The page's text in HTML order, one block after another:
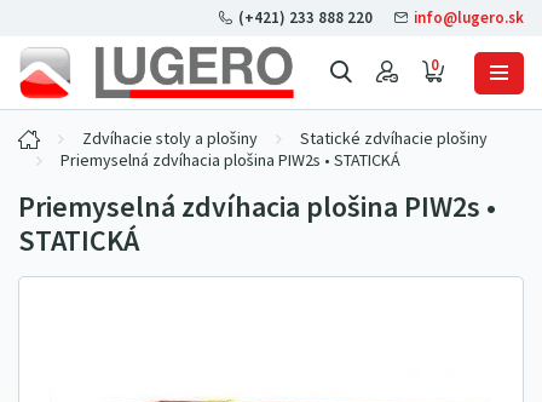
0
(+421) 233 888 220 info@lugero.sk
Zdvíhacie stoly a plošiny
Statické zdvíhacie plošiny
Priemyselná zdvíhacia plošina PIW2s • STATICKÁ
Priemyselná zdvíhacia plošina PIW2s •
STATICKÁ